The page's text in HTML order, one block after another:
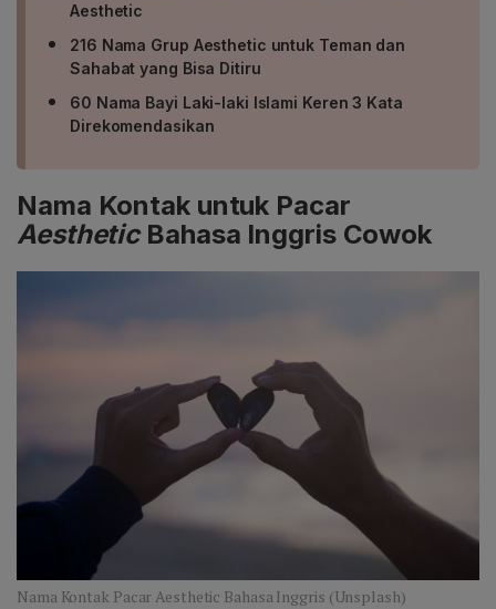
Aesthetic
216 Nama Grup Aesthetic untuk Teman dan
Sahabat yang Bisa Ditiru
60 Nama Bayi Laki-laki Islami Keren 3 Kata
Direkomendasikan
Nama Kontak untuk Pacar
AestheticBahasa Inggris Cowok
Nama Kontak Pacar Aesthetic Bahasa Inggris (Unsplash)